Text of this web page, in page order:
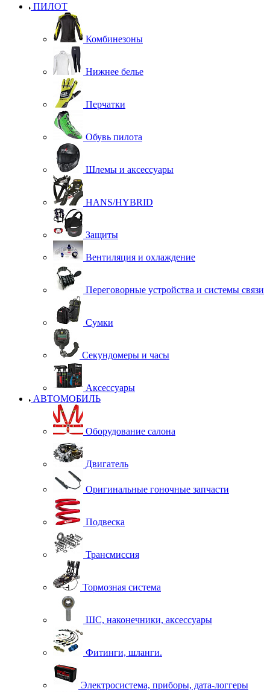
ПИЛОТ
Комбинезоны
Нижнее белье
Перчатки
Обувь пилота
Шлемы и аксессуары
HANS/HYBRID
Защиты
Вентиляция и охлаждение
Переговорные устройства и системы связи
Сумки
Секундомеры и часы
Аксессуары
АВТОМОБИЛЬ
Оборудование салона
Двигатель
Оригинальные гоночные запчасти
Подвеска
Трансмиссия
Тормозная система
ШС, наконечники, аксессуары
Фитинги, шланги.
Электросистема, приборы, дата-логгеры